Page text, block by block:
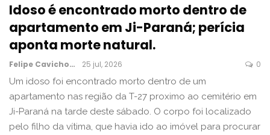
Idoso é encontrado morto dentro de
apartamento em Ji-Paraná; perícia
aponta morte natural.
Felipe Cavichon 25 jul, 2026 0
Um idoso foi encontrado morto dentro de um
apartamento nas região da T-27 proximo ao cemitério em
Ji-Paraná na tarde deste sábado. O corpo foi localizado
pelo filho da vítima, que havia ido ao imóvel para procurar